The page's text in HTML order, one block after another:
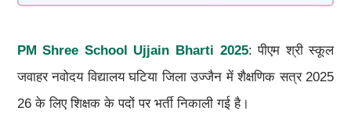
PM Shree School Ujjain Bharti 2025: पीएम श्री स्कूल
जवाहर नवोदय विद्यालय घटिया जिला उज्जैन में शैक्षणिक सत्र 2025
26 के लिए शिक्षक के पदों पर भर्ती निकाली गई है।